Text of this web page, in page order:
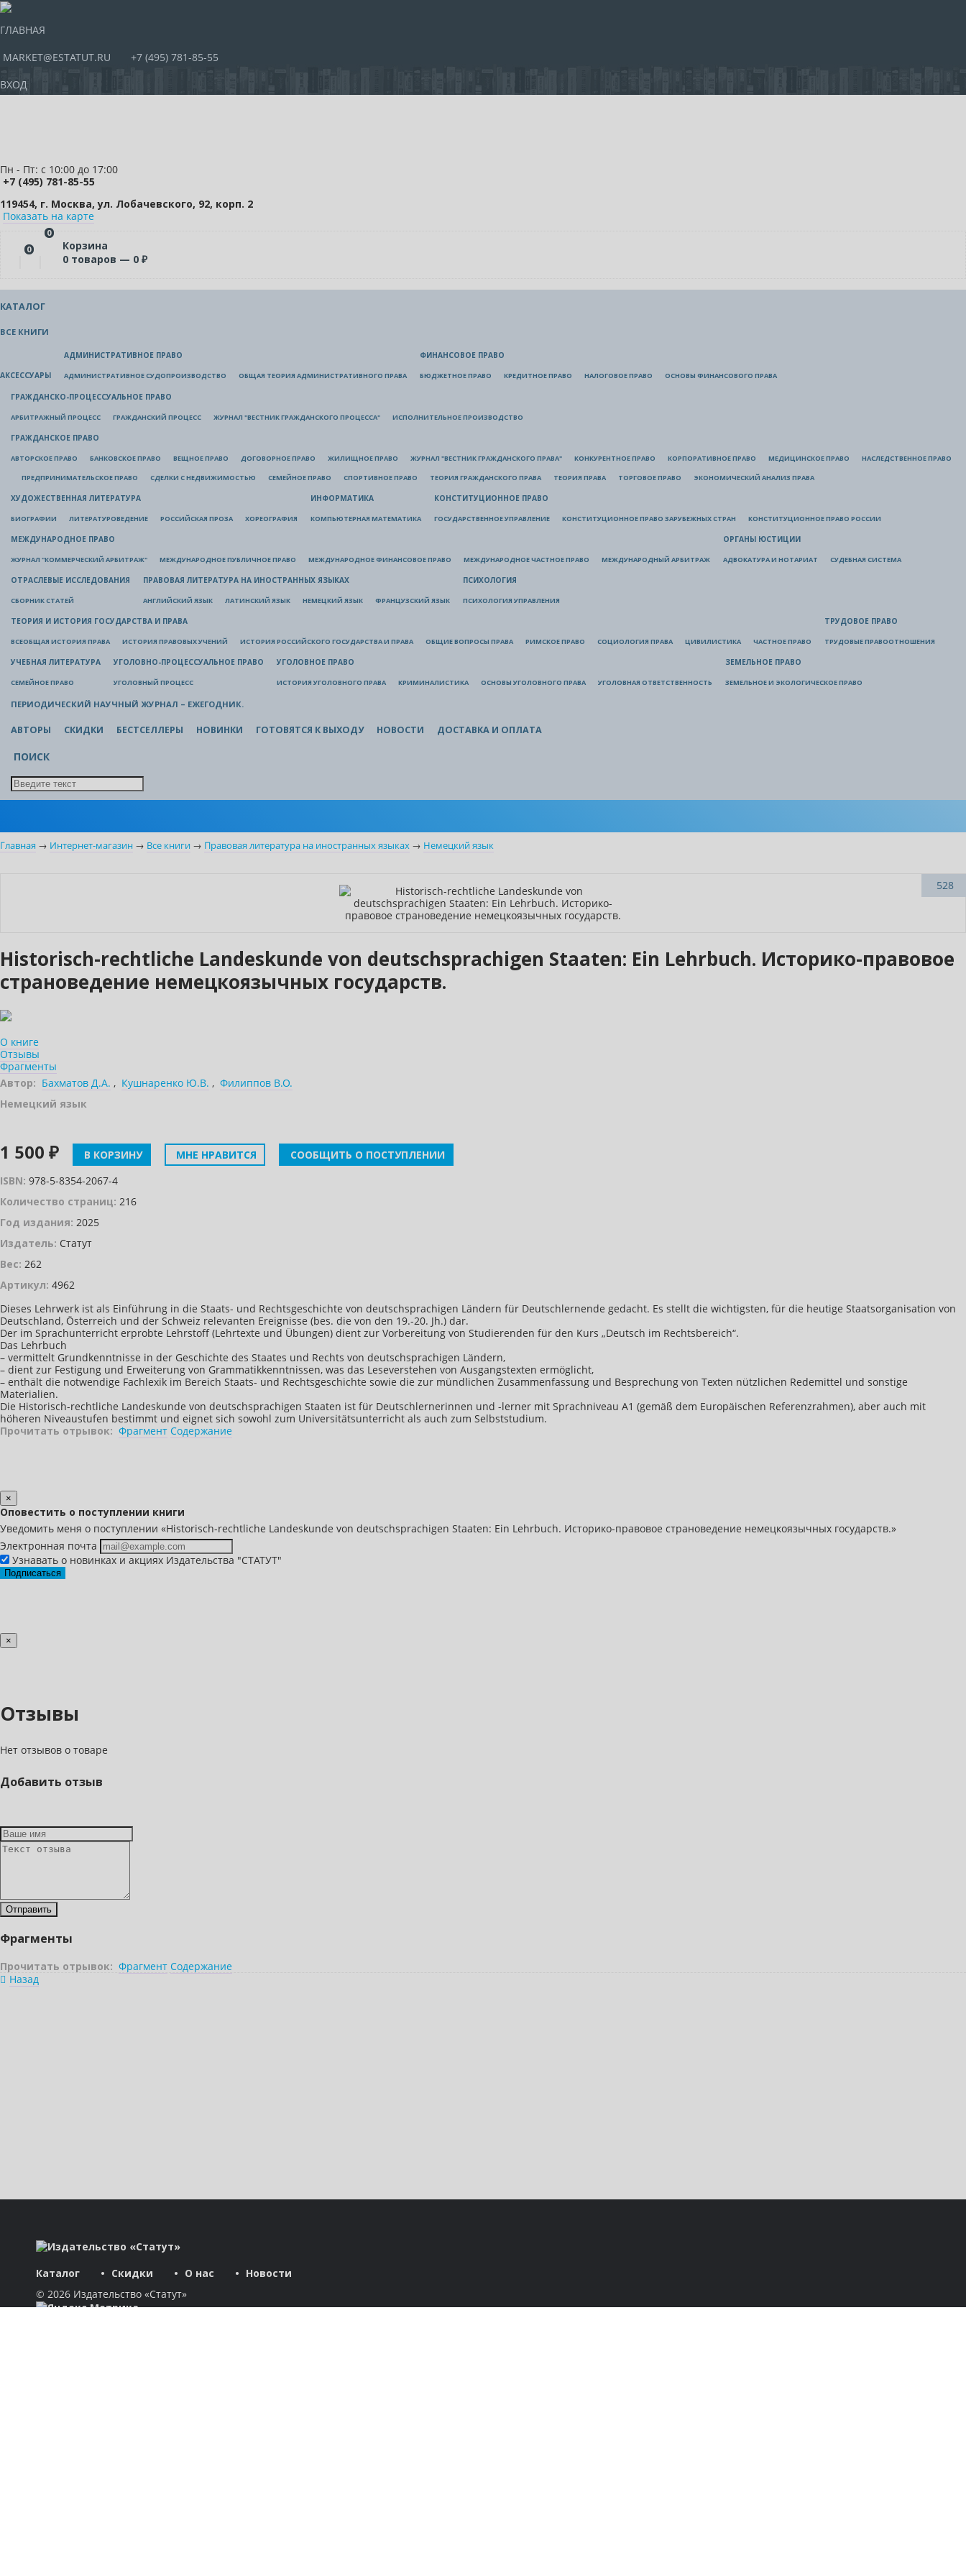
ГЛАВНАЯ
MARKET@ESTATUT.RU
+7 (495) 781-85-55
ВХОД
Пн - Пт: с 10:00 до 17:00
+7 (495) 781-85-55
119454, г. Москва, ул. Лобачевского, 92, корп. 2
Показать на карте
0
0
Корзина
0 товаров — 0 ₽
КАТАЛОГ
ВСЕ КНИГИ
АКСЕССУАРЫ
АДМИНИСТРАТИВНОЕ ПРАВО
АДМИНИСТРАТИВНОЕ СУДОПРОИЗВОДСТВО ОБЩАЯ ТЕОРИЯ АДМИНИСТРАТИВНОГО ПРАВА
ФИНАНСОВОЕ ПРАВО
БЮДЖЕТНОЕ ПРАВО КРЕДИТНОЕ ПРАВО НАЛОГОВОЕ ПРАВО ОСНОВЫ ФИНАНСОВОГО ПРАВА
ГРАЖДАНСКО-ПРОЦЕССУАЛЬНОЕ ПРАВО
АРБИТРАЖНЫЙ ПРОЦЕСС ГРАЖДАНСКИЙ ПРОЦЕСС ЖУРНАЛ "ВЕСТНИК ГРАЖДАНСКОГО ПРОЦЕССА" ИСПОЛНИТЕЛЬНОЕ ПРОИЗВОДСТВО
ГРАЖДАНСКОЕ ПРАВО
АВТОРСКОЕ ПРАВО БАНКОВСКОЕ ПРАВО ВЕЩНОЕ ПРАВО ДОГОВОРНОЕ ПРАВО ЖИЛИЩНОЕ ПРАВО ЖУРНАЛ "ВЕСТНИК ГРАЖДАНСКОГО ПРАВА" КОНКУРЕНТНОЕ ПРАВО КОРПОРАТИВНОЕ ПРАВО МЕДИЦИНСКОЕ ПРАВО НАСЛЕДСТВЕННОЕ ПРАВО
ПРЕДПРИНИМАТЕЛЬСКОЕ ПРАВО СДЕЛКИ С НЕДВИЖИМОСТЬЮ СЕМЕЙНОЕ ПРАВО СПОРТИВНОЕ ПРАВО ТЕОРИЯ ГРАЖДАНСКОГО ПРАВА ТЕОРИЯ ПРАВА ТОРГОВОЕ ПРАВО ЭКОНОМИЧЕСКИЙ АНАЛИЗ ПРАВА
ХУДОЖЕСТВЕННАЯ ЛИТЕРАТУРА
БИОГРАФИИ ЛИТЕРАТУРОВЕДЕНИЕ РОССИЙСКАЯ ПРОЗА ХОРЕОГРАФИЯ
ИНФОРМАТИКА
КОМПЬЮТЕРНАЯ МАТЕМАТИКА
КОНСТИТУЦИОННОЕ ПРАВО
ГОСУДАРСТВЕННОЕ УПРАВЛЕНИЕ КОНСТИТУЦИОННОЕ ПРАВО ЗАРУБЕЖНЫХ СТРАН КОНСТИТУЦИОННОЕ ПРАВО РОССИИ
МЕЖДУНАРОДНОЕ ПРАВО
ЖУРНАЛ "КОММЕРЧЕСКИЙ АРБИТРАЖ" МЕЖДУНАРОДНОЕ ПУБЛИЧНОЕ ПРАВО МЕЖДУНАРОДНОЕ ФИНАНСОВОЕ ПРАВО МЕЖДУНАРОДНОЕ ЧАСТНОЕ ПРАВО МЕЖДУНАРОДНЫЙ АРБИТРАЖ
ОРГАНЫ ЮСТИЦИИ
АДВОКАТУРА И НОТАРИАТ СУДЕБНАЯ СИСТЕМА
ОТРАСЛЕВЫЕ ИССЛЕДОВАНИЯ
СБОРНИК СТАТЕЙ
ПРАВОВАЯ ЛИТЕРАТУРА НА ИНОСТРАННЫХ ЯЗЫКАХ
АНГЛИЙСКИЙ ЯЗЫК ЛАТИНСКИЙ ЯЗЫК НЕМЕЦКИЙ ЯЗЫК ФРАНЦУЗСКИЙ ЯЗЫК
ПСИХОЛОГИЯ
ПСИХОЛОГИЯ УПРАВЛЕНИЯ
ТЕОРИЯ И ИСТОРИЯ ГОСУДАРСТВА И ПРАВА
ВСЕОБЩАЯ ИСТОРИЯ ПРАВА ИСТОРИЯ ПРАВОВЫХ УЧЕНИЙ ИСТОРИЯ РОССИЙСКОГО ГОСУДАРСТВА И ПРАВА ОБЩИЕ ВОПРОСЫ ПРАВА РИМСКОЕ ПРАВО СОЦИОЛОГИЯ ПРАВА ЦИВИЛИСТИКА ЧАСТНОЕ ПРАВО
ТРУДОВОЕ ПРАВО
ТРУДОВЫЕ ПРАВООТНОШЕНИЯ
УЧЕБНАЯ ЛИТЕРАТУРА
СЕМЕЙНОЕ ПРАВО
УГОЛОВНО-ПРОЦЕССУАЛЬНОЕ ПРАВО
УГОЛОВНЫЙ ПРОЦЕСС
УГОЛОВНОЕ ПРАВО
ИСТОРИЯ УГОЛОВНОГО ПРАВА КРИМИНАЛИСТИКА ОСНОВЫ УГОЛОВНОГО ПРАВА УГОЛОВНАЯ ОТВЕТСТВЕННОСТЬ
ЗЕМЕЛЬНОЕ ПРАВО
ЗЕМЕЛЬНОЕ И ЭКОЛОГИЧЕСКОЕ ПРАВО
ПЕРИОДИЧЕСКИЙ НАУЧНЫЙ ЖУРНАЛ – ЕЖЕГОДНИК.
АВТОРЫ СКИДКИ БЕСТСЕЛЛЕРЫ НОВИНКИ ГОТОВЯТСЯ К ВЫХОДУ НОВОСТИ ДОСТАВКА И ОПЛАТА
ПОИСК
Главная → Интернет-магазин → Все книги → Правовая литература на иностранных языках → Немецкий язык
528
Historisch-rechtliche Landeskunde von deutschsprachigen Staaten: Ein Lehrbuch. Историко-правовое
страноведение немецкоязычных государств.
О книге
Отзывы
Фрагменты
Автор: Бахматов Д.А. , Кушнаренко Ю.В. , Филиппов В.О.
Немецкий язык
1 500 ₽ В КОРЗИНУ МНЕ НРАВИТСЯ
СООБЩИТЬ О ПОСТУПЛЕНИИ
ISBN: 978-5-8354-2067-4
Количество страниц: 216
Год издания: 2025
Издатель: Статут
Вес: 262
Артикул: 4962
Dieses Lehrwerk ist als Einführung in die Staats- und Rechtsgeschichte von deutschsprachigen Ländern für Deutschlernende gedacht. Es stellt die wichtigsten, für die heutige Staatsorganisation von
Deutschland, Österreich und der Schweiz relevanten Ereignisse (bes. die von den 19.-20. Jh.) dar.
Der im Sprachunterricht erprobte Lehrstoff (Lehrtexte und Übungen) dient zur Vorbereitung von Studierenden für den Kurs „Deutsch im Rechtsbereich“.
Das Lehrbuch
– vermittelt Grundkenntnisse in der Geschichte des Staates und Rechts von deutschsprachigen Ländern,
– dient zur Festigung und Erweiterung von Grammatikkenntnissen, was das Leseverstehen von Ausgangstexten ermöglicht,
– enthält die notwendige Fachlexik im Bereich Staats- und Rechtsgeschichte sowie die zur mündlichen Zusammenfassung und Besprechung von Texten nützlichen Redemittel und sonstige
Materialien.
Die Historisch-rechtliche Landeskunde von deutschsprachigen Staaten ist für Deutschlernerinnen und -lerner mit Sprachniveau A1 (gemäß dem Europäischen Referenzrahmen), aber auch mit
höheren Niveaustufen bestimmt und eignet sich sowohl zum Universitätsunterricht als auch zum Selbststudium.
Прочитать отрывок: Фрагмент Содержание
×
Оповестить о поступлении книги
Уведомить меня о поступлении «Historisch-rechtliche Landeskunde von deutschsprachigen Staaten: Ein Lehrbuch. Историко-правовое страноведение немецкоязычных государств.»
Электронная почта
Узнавать о новинках и акциях Издательства "СТАТУТ"
Подписаться
×
Отзывы
Нет отзывов о товаре
Добавить отзыв
Фрагменты
Прочитать отрывок: Фрагмент Содержание
Назад
Каталог Скидки О нас
Новости
© 2026 Издательство «Статут»